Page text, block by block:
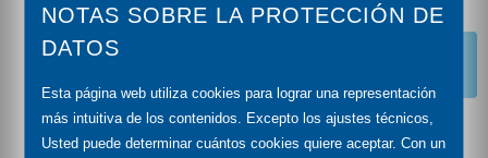
NOTAS SOBRE LA PROTECCIÓN DE
DATOS
Esta página web utiliza cookies para lograr una representación
más intuitiva de los contenidos. Excepto los ajustes técnicos,
Usted puede determinar cuántos cookies quiere aceptar. Con un